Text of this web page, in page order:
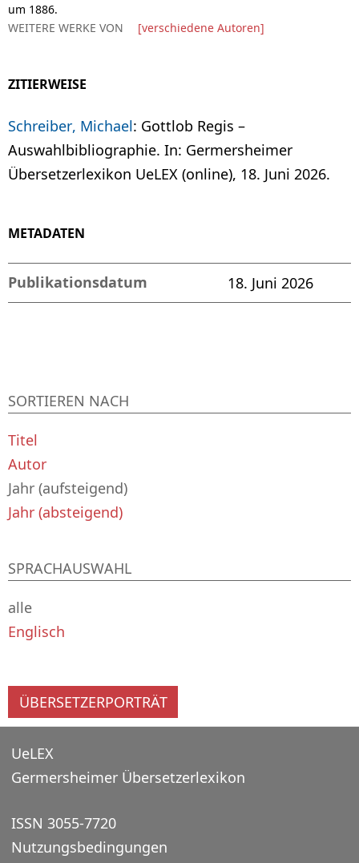
um 1886.
WEITERE WERKE VON
[verschiedene Autoren]
ZITIERWEISE
Schreiber, Michael: Gottlob Regis –
Auswahlbibliographie. In: Germersheimer
Übersetzerlexikon UeLEX (online), 18. Juni 2026.
METADATEN
Publikationsdatum 18. Juni 2026
SORTIEREN NACH
Titel
Autor
Jahr (aufsteigend)
Jahr (absteigend)
SPRACHAUSWAHL
alle
Englisch
ÜBERSETZERPORTRÄT
UeLEX
Germersheimer Übersetzerlexikon
ISSN 3055-7720
Nutzungsbedingungen